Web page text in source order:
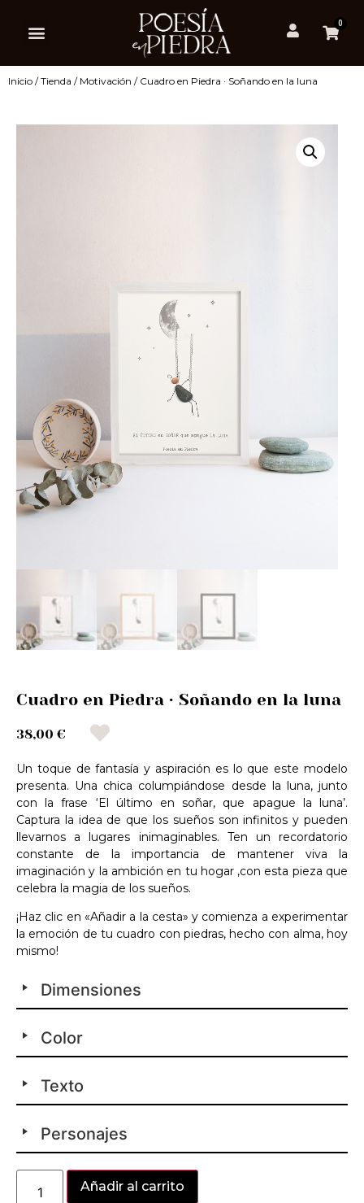
0
Inicio /Tienda / Motivación / Cuadro en Piedra · Soñando en la luna
Cuadro en Piedra · Soñando en la luna
38,00 €
Un toque de fantasía y aspiración es lo que este modelo
presenta. Una chica columpiándose desde la luna, junto
con la frase ‘El último en soñar, que apague la luna’.
Captura la idea de que los sueños son infinitos y pueden
llevarnos a lugares inimaginables. Ten un recordatorio
constante de la importancia de mantener viva la
imaginación y la ambición en tu hogar ,con esta pieza que
celebra la magia de los sueños.
¡Haz clic en «Añadir a la cesta» y comienza a experimentar
la emoción de tu cuadro con piedras, hecho con alma, hoy
mismo!
Dimensiones
Color
Texto
Personajes
Añadir al carrito